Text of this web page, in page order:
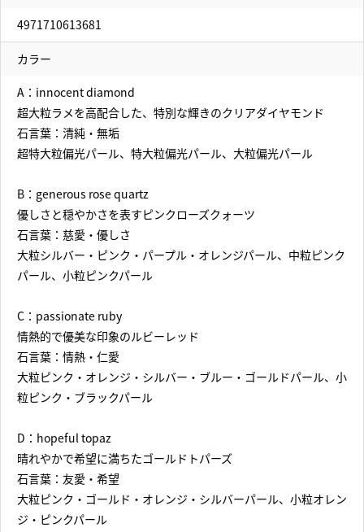
4971710613681
カラー
A：innocent diamond
超大粒ラメを高配合した、特別な輝きのクリアダイヤモンド
石言葉：清純・無垢
超特大粒偏光パール、特大粒偏光パール、大粒偏光パール
B：generous rose quartz
優しさと穏やかさを表すピンクローズクォーツ
石言葉：慈愛・優しさ
大粒シルバー・ピンク・パープル・オレンジパール、中粒ピンク
パール、小粒ピンクパール
C：passionate ruby
情熱的で優美な印象のルビーレッド
石言葉：情熱・仁愛
大粒ピンク・オレンジ・シルバー・ブルー・ゴールドパール、小
粒ピンク・ブラックパール
D：hopeful topaz
晴れやかで希望に満ちたゴールドトパーズ
石言葉：友愛・希望
大粒ピンク・ゴールド・オレンジ・シルバーパール、小粒オレン
ジ・ピンクパール